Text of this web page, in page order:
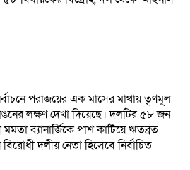
পরাজয়ের এক মাসের মাথায় তৃণমূল
লক্ষণ দেখা দিয়েছে। দলটির ৫৮ জন
মমতা ব্যানার্জিকে পাশ কাটিয়ে ঋতব্রত
বিরোধী দলীয় নেতা হিসেবে নির্বাচিত